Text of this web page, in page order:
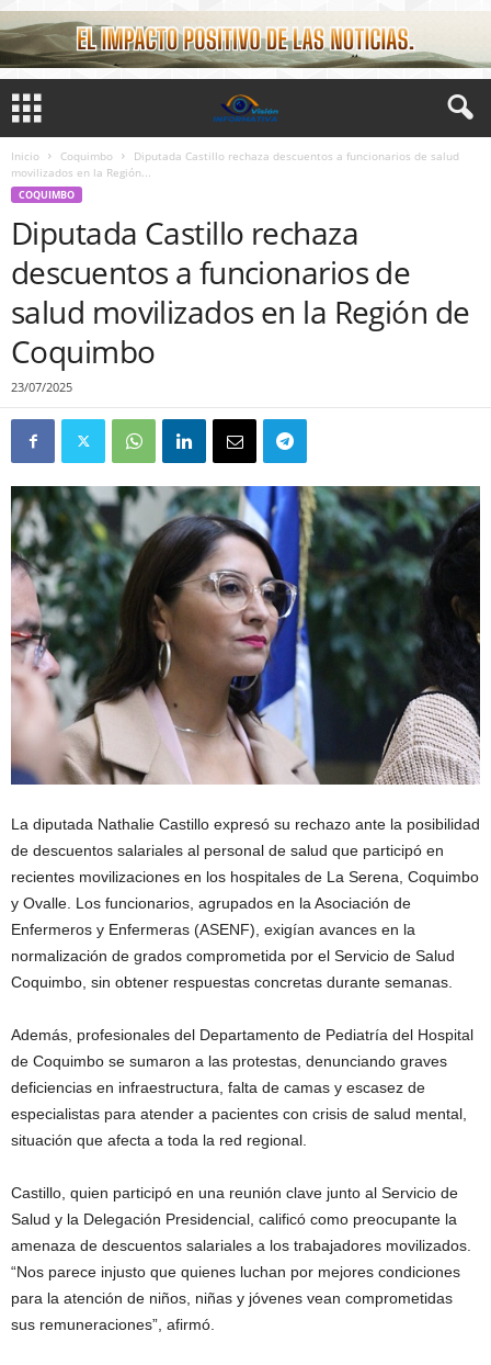
Inicio Coquimbo
Diputada Castillo rechaza descuentos a funcionarios de salud
movilizados en la Región...
COQUIMBO
Diputada Castillo rechaza
descuentos a funcionarios de
salud movilizados en la Región de
Coquimbo
23/07/2025
La diputada Nathalie Castillo expresó su rechazo ante la posibilidad
de descuentos salariales al personal de salud que participó en
recientes movilizaciones en los hospitales de La Serena, Coquimbo
y Ovalle. Los funcionarios, agrupados en la Asociación de
Enfermeros y Enfermeras (ASENF), exigían avances en la
normalización de grados comprometida por el Servicio de Salud
Coquimbo, sin obtener respuestas concretas durante semanas.
Además, profesionales del Departamento de Pediatría del Hospital
de Coquimbo se sumaron a las protestas, denunciando graves
deficiencias en infraestructura, falta de camas y escasez de
especialistas para atender a pacientes con crisis de salud mental,
situación que afecta a toda la red regional.
Castillo, quien participó en una reunión clave junto al Servicio de
Salud y la Delegación Presidencial, calificó como preocupante la
amenaza de descuentos salariales a los trabajadores movilizados.
“Nos parece injusto que quienes luchan por mejores condiciones
para la atención de niños, niñas y jóvenes vean comprometidas
sus remuneraciones”, afirmó.